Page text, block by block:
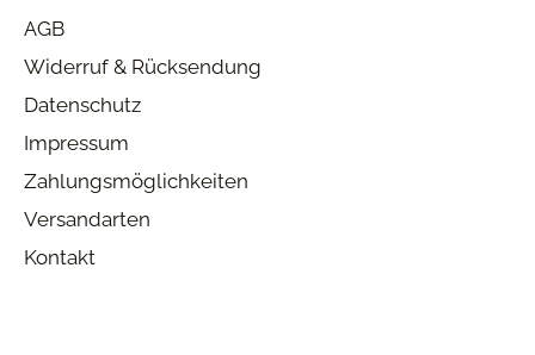
AGB
Widerruf & Rücksendung
Datenschutz
Impressum
Zahlungsmöglichkeiten
Versandarten
Kontakt